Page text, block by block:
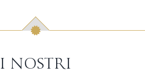
I NOSTRI